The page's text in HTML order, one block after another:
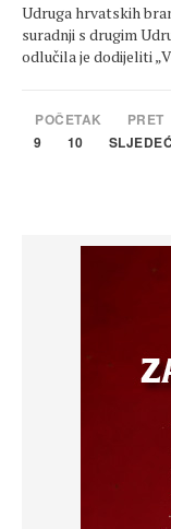
Udruga hrvatskih
suradnji s drugim
odlučila je dodijeliti
POČETAK PRET
9
10